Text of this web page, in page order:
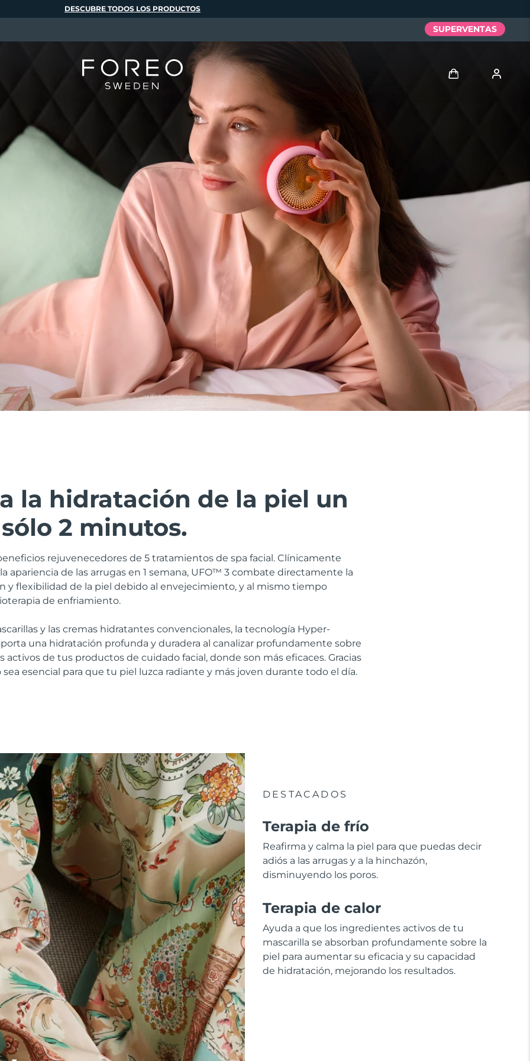
la hidratación de la piel un
sólo 2 minutos.
rejuvenecedores de 5 tratamientos de spa facial. Clínicamente
apariencia de las arrugas en 1 semana, UFO™ 3 combate directamente la
y flexibilidad de la piel debido al envejecimiento, y al mismo tiempo
de enfriamiento.
y las cremas hidratantes convencionales, la tecnología Hyper-
una hidratación profunda y duradera al canalizar profundamente sobre
activos de tus productos de cuidado facial, donde son más eficaces. Gracias
sea esencial para que tu piel luzca radiante y más joven durante todo el día.
DESTACADOS
Terapia de frío
Reafirma y calma la piel para que puedas decir
adiós a las arrugas y a la hinchazón,
disminuyendo los poros.
Terapia de calor
Ayuda a que los ingredientes activos de tu
mascarilla se absorban profundamente sobre la
piel para aumentar su eficacia y su capacidad
de hidratación, mejorando los resultados.
DESCUBRE TODOS LOS PRODUCTOS
SUPERVENTAS
Mis pedidos
Mis suscripciones